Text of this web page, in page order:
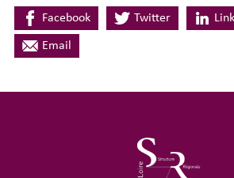
Facebook Twitter
Email